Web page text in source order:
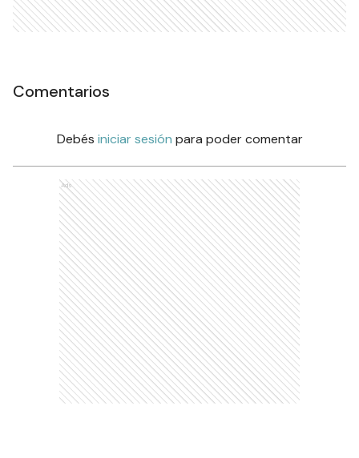
Comentarios
Debés iniciar sesión para poder comentar
Ads